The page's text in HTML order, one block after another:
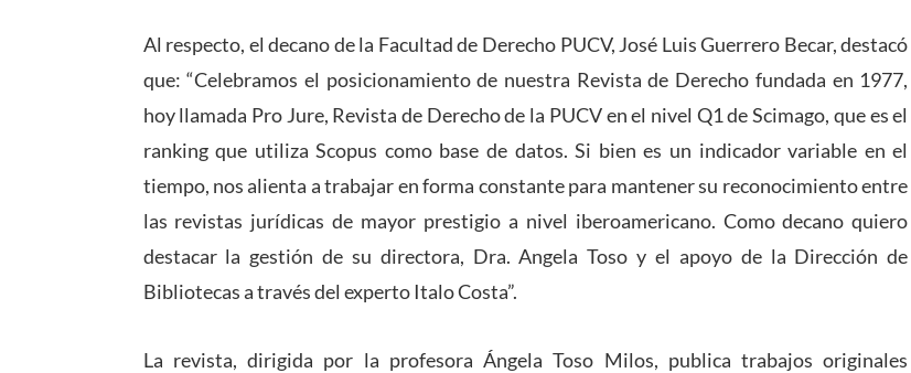
Al respecto, el decano de la Facultad de Derecho PUCV, José Luis Guerrero Becar, destacó
que: “Celebramos el posicionamiento de nuestra Revista de Derecho fundada en 1977,
hoy llamada Pro Jure, Revista de Derecho de la PUCV en el nivel Q1 de Scimago, que es el
ranking que utiliza Scopus como base de datos. Si bien es un indicador variable en el
tiempo, nos alienta a trabajar en forma constante para mantener su reconocimiento entre
las revistas jurídicas de mayor prestigio a nivel iberoamericano. Como decano quiero
destacar la gestión de su directora, Dra. Angela Toso y el apoyo de la Dirección de
Bibliotecas a través del experto Italo Costa”.
La revista, dirigida por la profesoraÁngela Toso Milos, publica trabajos originales